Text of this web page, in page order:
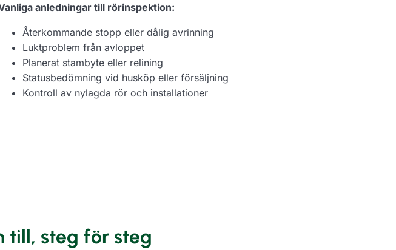
anledningar till rörinspektion:
Återkommande stopp eller dålig avrinning
Luktproblem från avloppet
Planerat stambyte eller relining
Statusbedömning vid husköp eller försäljning
Kontroll av nylagda rör och installationer
till, steg för steg